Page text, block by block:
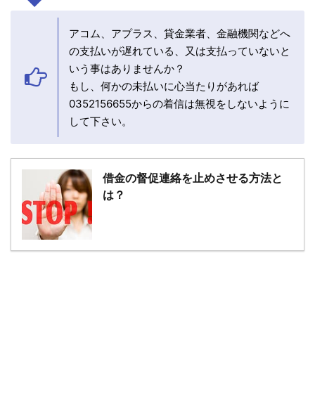
アコム、アプラス、貸金業者、金融機関などへ
の支払いが遅れている、又は支払っていないと
いう事はありませんか？
もし、何かの未払いに心当たりがあれば
0352156655からの着信は無視をしないように
して下さい。
借金の督促連絡を止めさせる方法と
は？